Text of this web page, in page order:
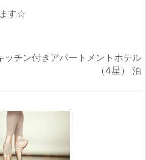
す☆
チン付きアパートメントホテル
（4星） 泊